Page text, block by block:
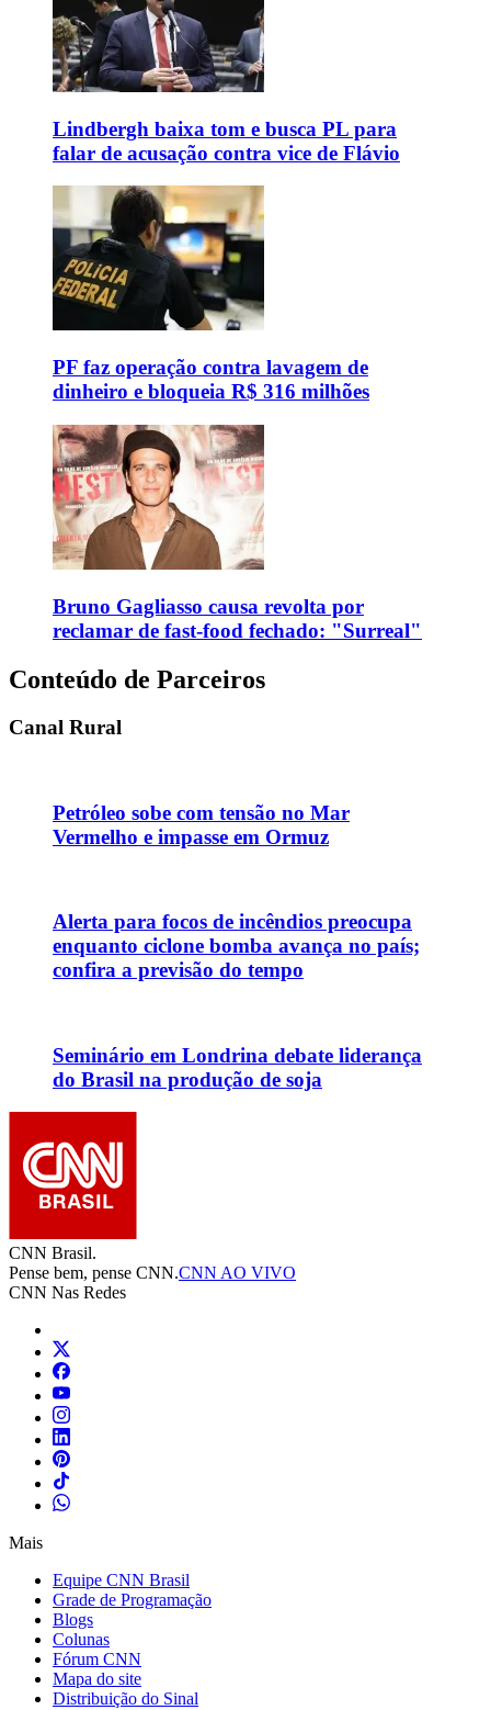
Lindbergh baixa tom e busca PL para
falar de acusação contra vice de Flávio
PF faz operação contra lavagem de
dinheiro e bloqueia R$ 316 milhões
Bruno Gagliasso causa revolta por
reclamar de fast-food fechado: "Surreal"
Conteúdo de Parceiros
Canal Rural
Petróleo sobe com tensão no Mar
Vermelho e impasse em Ormuz
Alerta para focos de incêndios preocupa
enquanto ciclone bomba avança no país;
confira a previsão do tempo
Seminário em Londrina debate liderança
do Brasil na produção de soja
CNN Brasil.
Pense bem, pense CNN.CNN AO VIVO
CNN Nas Redes
Mais
Equipe CNN Brasil
Grade de Programação
Blogs
Colunas
Fórum CNN
Mapa do site
Distribuição do Sinal